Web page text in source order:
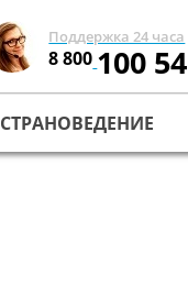
Поддержка 24 часа
8 800100
СТРАНОВЕДЕНИЕ